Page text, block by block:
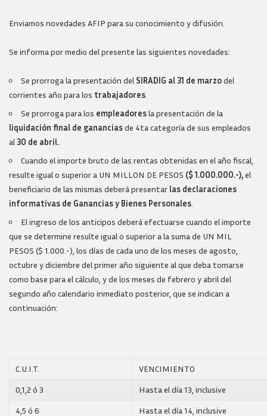
Enviamos novedades AFIP para su conocimiento y difusión.
Se informa por medio del presente las siguientes novedades:
Se prorroga la presentación del SIRADIG al 31 de marzodel
corrientes año para los trabajadores
Se prorroga para los empleadoresla presentación de la
liquidación final de gananciasde 4ta categoría de sus empleados
al30 de abril.
Cuando el importe bruto de las rentas obtenidas en el año fiscal,
resulte igual o superior a UN MILLON DE PESOS ($ 1.000.000.-),el
beneficiario de las mismas deberá presentar las declaraciones
informativas de Ganancias y Bienes Personales
El ingreso de los anticipos deberá efectuarse cuando el importe
que se determine resulte igual o superior a la suma de UN MIL
PESOS ($ 1.000.-), los días de cada uno de los meses de agosto,
octubre y diciembre del primer año siguiente al que deba tomarse
como base para el cálculo, y de los meses de febrero y abril del
segundo año calendario inmediato posterior, que se indican a
continuación:
C.U.I.T. VENCIMIENTO
0,1,2 ó 3 Hasta el día 13, inclusive
4,5 ó 6 Hasta el día 14, inclusive